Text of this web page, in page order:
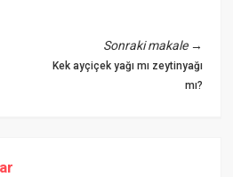
Sonraki makale→
Kek ayçiçek yağı mı zeytinyağı
mı?